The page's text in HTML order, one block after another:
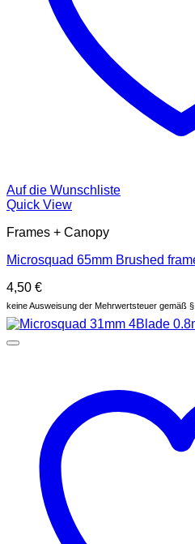
Auf die Wunschliste
Quick View
Frames + Canopy
Microsquad 65mm Brushed
4,50 €
keine Ausweisung der Mehrwertsteuer gemäß